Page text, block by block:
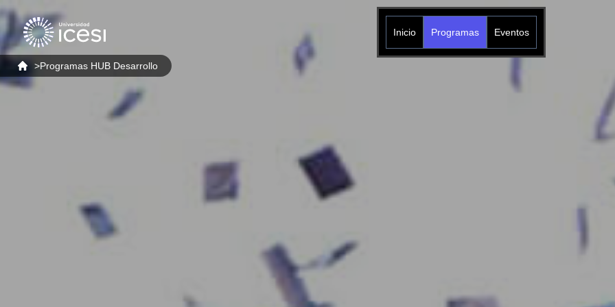
>Programas HUB Desarrollo
Inicio Programas Eventos